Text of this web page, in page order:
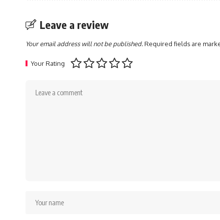
Leave a review
Your email address will not be published.Required fields are
Your Rating